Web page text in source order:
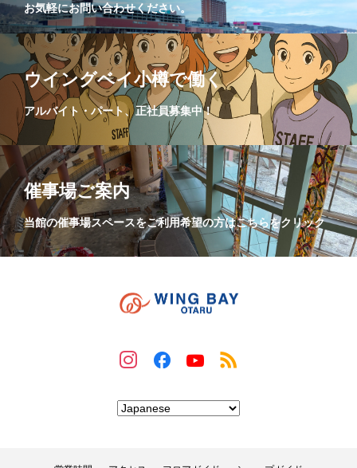
お気軽にお問い合わせください。
ウイングベイ小樽で働く
アルバイト・パート、正社員募集中！
催事場ご案内
当館の催事場スペースをご利用希望の方はこちらをクリック